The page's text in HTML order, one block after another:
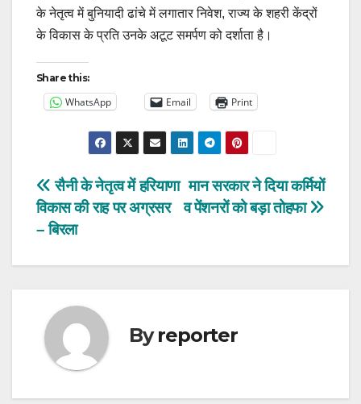
के नेतृत्व में बुनियादी ढांचे में लगातार निवेश, राज्य के शहरी केंद्रों
के विकास के प्रति उनके अटूट समर्पण को दर्शाता है।
Share this:
WhatsApp Email Print
Post
navigation
मान सरकार ने दिया कर्मियों
व पेंशनरों को बड़ा तोहफा
सैनी के नेतृत्व में हरियाणा
विकास की राह पर अग्रसर
– बिरला
Byreporter